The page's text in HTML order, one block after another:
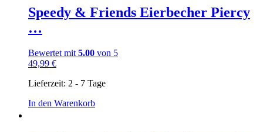
Speedy & Friends Eierbecher Piercy
…
Bewertet mit 5.00 von 5
49,99 €
Lieferzeit: 2 - 7 Tage
In den Warenkorb